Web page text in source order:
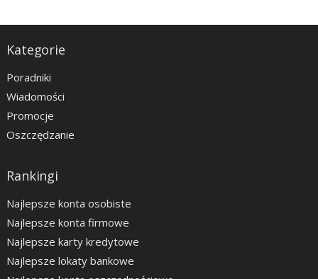
Kategorie
Poradniki
Wiadomości
Promocje
Oszczędzanie
Rankingi
Najlepsze konta osobiste
Najlepsze konta firmowe
Najlepsze karty kredytowe
Najlepsze lokaty bankowe